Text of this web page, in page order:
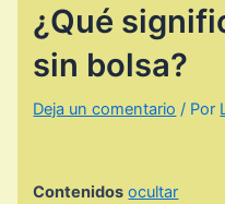
¿Qué
sin bolsa?
Deja un comentario / Por
Contenidos ocultar